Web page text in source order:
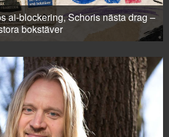
ai-blockering, Schoris nästa drag –
bokstäver